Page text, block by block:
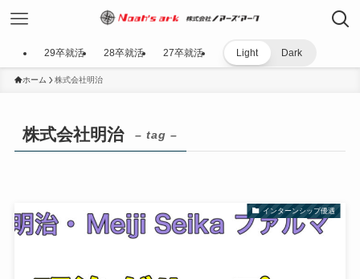
29卒就活 28卒就活 27卒就活 Light Dark
ホーム 株式会社明治
株式会社明治 – tag –
インターンシップ優遇